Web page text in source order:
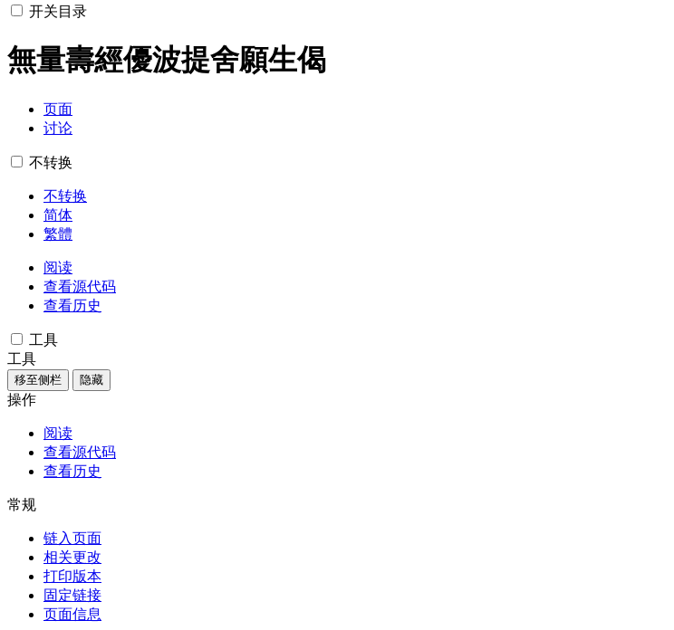
开关目录
無量壽經優波提舍願生偈
页面
讨论
不转换
不转换
简体
繁體
阅读
查看源代码
查看历史
工具
工具
移至侧栏 隐藏
操作
阅读
查看源代码
查看历史
常规
链入页面
相关更改
打印版本
固定链接
页面信息